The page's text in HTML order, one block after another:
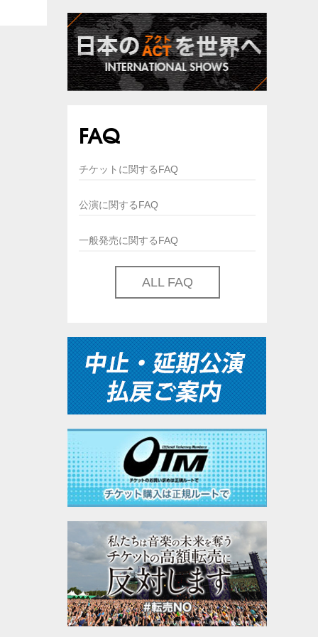
FAQ
チケットに関するFAQ
公演に関するFAQ
一般発売に関するFAQ
ALL FAQ